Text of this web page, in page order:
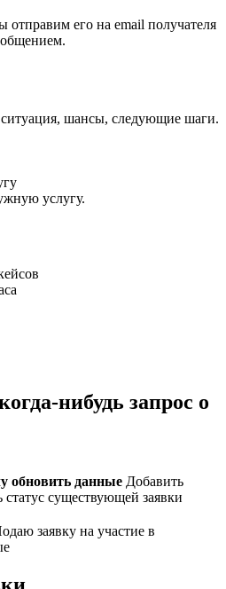
его на email получателя
ситуация, шансы, следующие шаги.
услугу.
нибудь запрос о
обновить данные Добавить
существующей заявки
заявку на участие в